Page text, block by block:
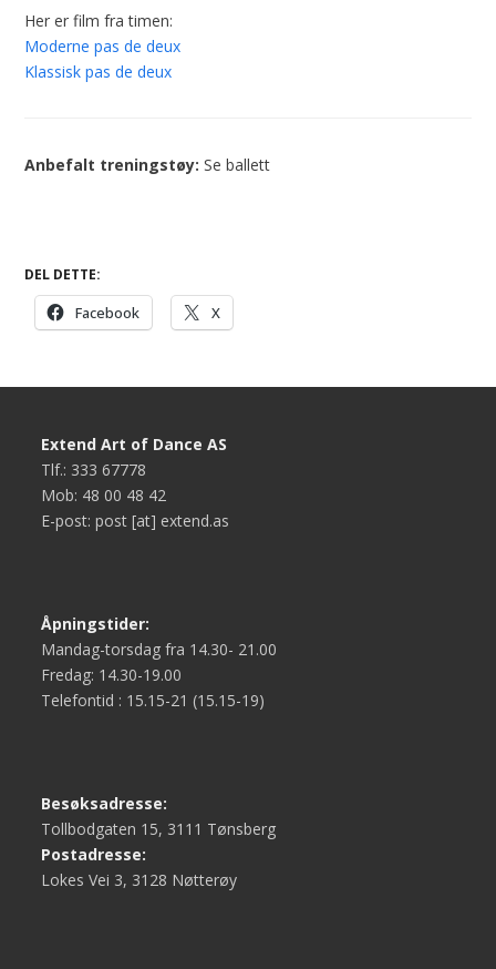
Her er film fra timen:
Moderne pas de deux
Klassisk pas de deux
Anbefalt treningstøy: Se ballett
DEL DETTE:
Facebook X
Extend Art of Dance AS
Tlf.: 333 67778
Mob: 48 00 48 42
E-post: post [at] extend.as
Åpningstider:
Mandag-torsdag fra 14.30- 21.00
Fredag: 14.30-19.00
Telefontid : 15.15-21 (15.15-19)
Besøksadresse:
Tollbodgaten 15, 3111 Tønsberg
Postadresse:
Lokes Vei 3, 3128 Nøtterøy